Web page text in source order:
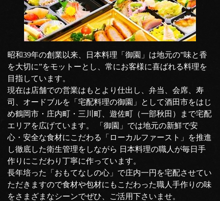
昭和39年の創業以来、日本料理「御園」は地元の”味と香
を大切に”をモットーとし、常にお客様に喜ばれる料理を
目指しています。
現在は店舗での営業はもとより仕出し、弁当、会席、寿
司、オードブルを「宅配料理の御園」として酒田市をはじ
め鶴岡市・庄内町・三川町、遊佐町（一部秋田）まで宅配
エリアを広げています。 「御園」では地元の新鮮で安
心・安全な食材にこだわる「ローカルファースト」を推進
し徹底した衛生管理をしながら 日本料理の職人が毎日手
作りにこだわり丁寧に作っています。
長年培った「おもてなしの心」で庄内一円を宅配させてい
ただきますので食材や包材にもこだわった職人手作りの味
をさまざまなシーンでぜひ、ご活用下さいませ。